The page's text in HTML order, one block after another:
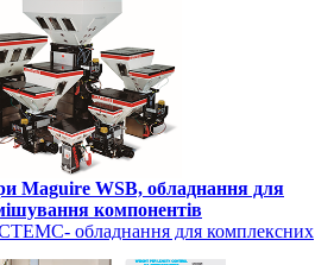
Maguire WSB, обладнання для
компонентів
обладнання для комплексних
з полімерів